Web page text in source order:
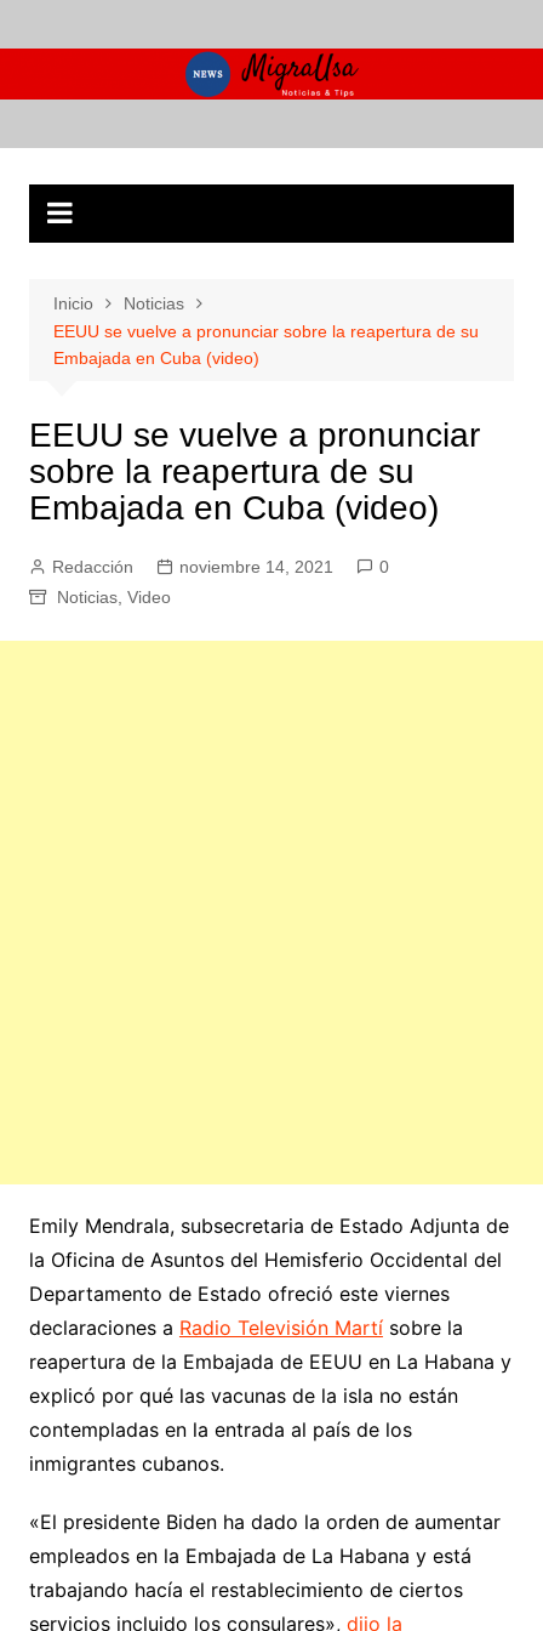
al
Inicio
Noticias
EEUU se vuelve a pronunciar sobre la reapertura de su
Embajada en Cuba (video)
EEUU se vuelve a pronunciar
sobre la reapertura de su
Embajada en Cuba (video)
Redacción noviembre 14, 2021
0
Noticias, Video
Emily Mendrala, subsecretaria de Estado Adjunta de
la Oficina de Asuntos del Hemisferio Occidental del
Departamento de Estado ofreció este viernes
declaraciones a Radio Televisión Martísobre la
reapertura de la Embajada de EEUU en La Habana y
explicó por qué las vacunas de la isla no están
contempladas en la entrada al país de los
inmigrantes cubanos.
«El presidente Biden ha dado la orden de aumentar
empleados en la Embajada de La Habana y está
trabajando hacía el restablecimiento de ciertos
servicios incluido los consulares», dijo la